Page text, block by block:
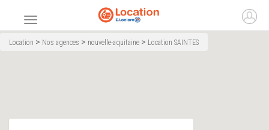
Menu principal
Accueil
Location > Nos agences > nouvelle-aquitaine > Location SAINTES